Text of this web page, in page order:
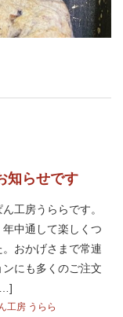
知らせです
工房うららです。
中通して楽しくつ
おかげさまで常連
にも多くのご注文
工房 うらら